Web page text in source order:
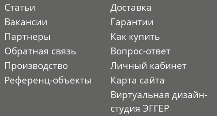
Статьи
Вакансии
Партнеры
Обратная связь
Производство
Референц-объекты
Доставка
Гарантии
Как купить
Вопрос-ответ
Личный кабинет
Карта сайта
Виртуальная дизайн-
студия ЭГГЕР